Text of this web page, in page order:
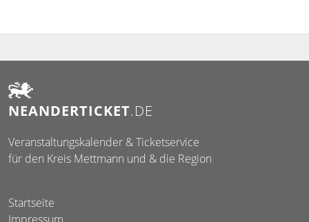
NEANDERTICKET.DE
Veranstaltungskalender & Ticketservice
für den Kreis Mettmann und & die Region
Startseite